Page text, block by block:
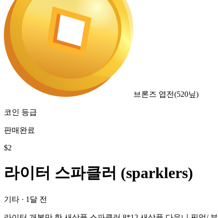
브론즈 엽전(520닢)
코인 등급
판매완료
$2
라이터 스파클러 (sparklers)
기타 · 1달 전